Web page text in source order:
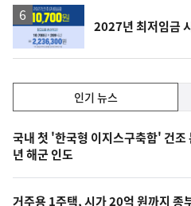
2027년 최저임금
기,
최
신,
오
인기 뉴스
기
뉴
스
국내 첫 '한국형 이지스구축함' 건
년 해군 인도
거주용 1주택, 시가 20억 원까지 종